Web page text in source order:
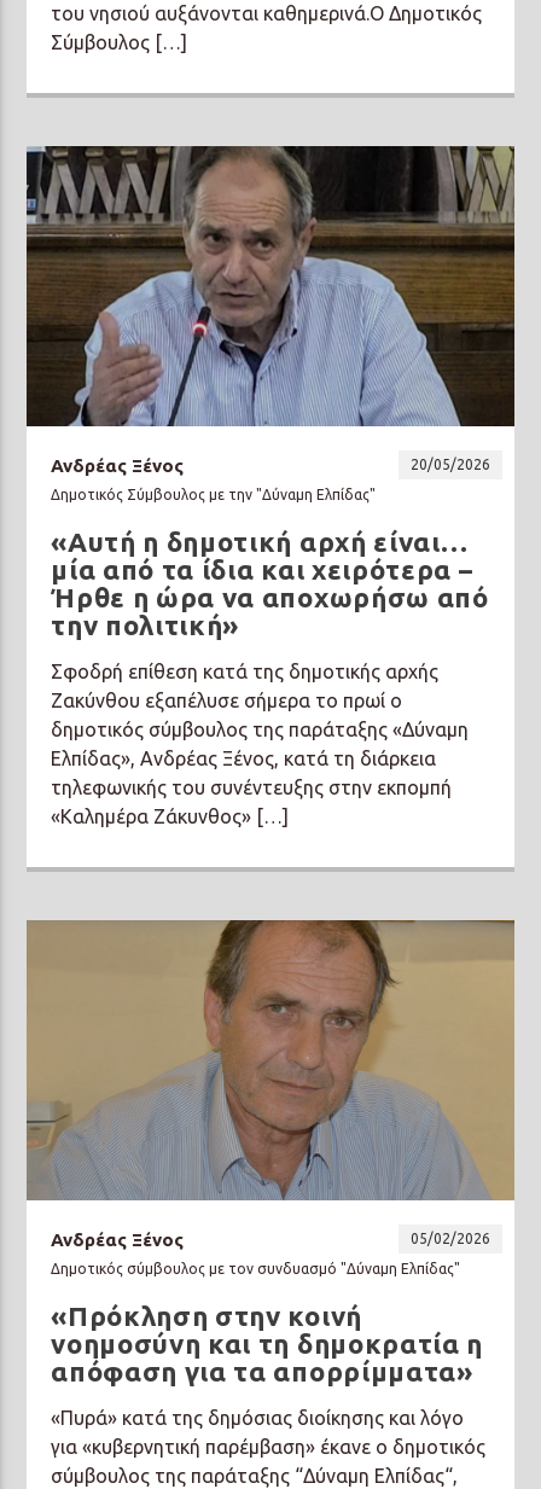
του νησιού αυξάνονται καθημερινά.Ο Δημοτικός
Σύμβουλος […]
Ανδρέας Ξένος
20/05/2026
Δημοτικός Σύμβουλος με την "Δύναμη Ελπίδας"
«Αυτή η δημοτική αρχή είναι…
μία από τα ίδια και χειρότερα –
Ήρθε η ώρα να αποχωρήσω από
την πολιτική»
Σφοδρή επίθεση κατά της δημοτικής αρχής
Ζακύνθου εξαπέλυσε σήμερα το πρωί ο
δημοτικός σύμβουλος της παράταξης «Δύναμη
Ελπίδας», Ανδρέας Ξένος, κατά τη διάρκεια
τηλεφωνικής του συνέντευξης στην εκπομπή
«Καλημέρα Ζάκυνθος» […]
Ανδρέας Ξένος
05/02/2026
Δημοτικός σύμβουλος με τον συνδυασμό "Δύναμη Ελπίδας"
«Πρόκληση στην κοινή
νοημοσύνη και τη δημοκρατία η
απόφαση για τα απορρίμματα»
«Πυρά» κατά της δημόσιας διοίκησης και λόγο
για «κυβερνητική παρέμβαση» έκανε ο δημοτικός
σύμβουλος της παράταξης “Δύναμη Ελπίδας“,